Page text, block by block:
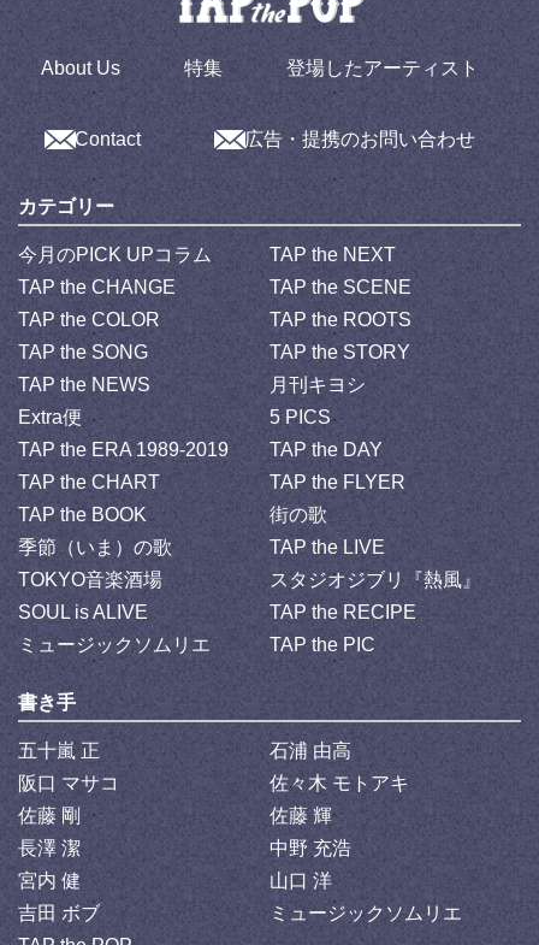
About Us 特集 登場したアーティスト
Contact 広告・提携のお問い合わせ
カテゴリー
今月のPICK UPコラム
TAP the NEXT
TAP the CHANGE
TAP the SCENE
TAP the COLOR
TAP the ROOTS
TAP the SONG
TAP the STORY
TAP the NEWS
月刊キヨシ
Extra便
5 PICS
TAP the ERA 1989-2019
TAP the DAY
TAP the CHART
TAP the FLYER
TAP the BOOK
街の歌
季節（いま）の歌
TAP the LIVE
TOKYO音楽酒場
スタジオジブリ『熱風』
SOUL is ALIVE
TAP the RECIPE
ミュージックソムリエ
TAP the PIC
書き手
五十嵐 正
石浦 由高
阪口 マサコ
佐々木 モトアキ
佐藤 剛
佐藤 輝
長澤 潔
中野 充浩
宮内 健
山口 洋
吉田 ボブ
ミュージックソムリエ